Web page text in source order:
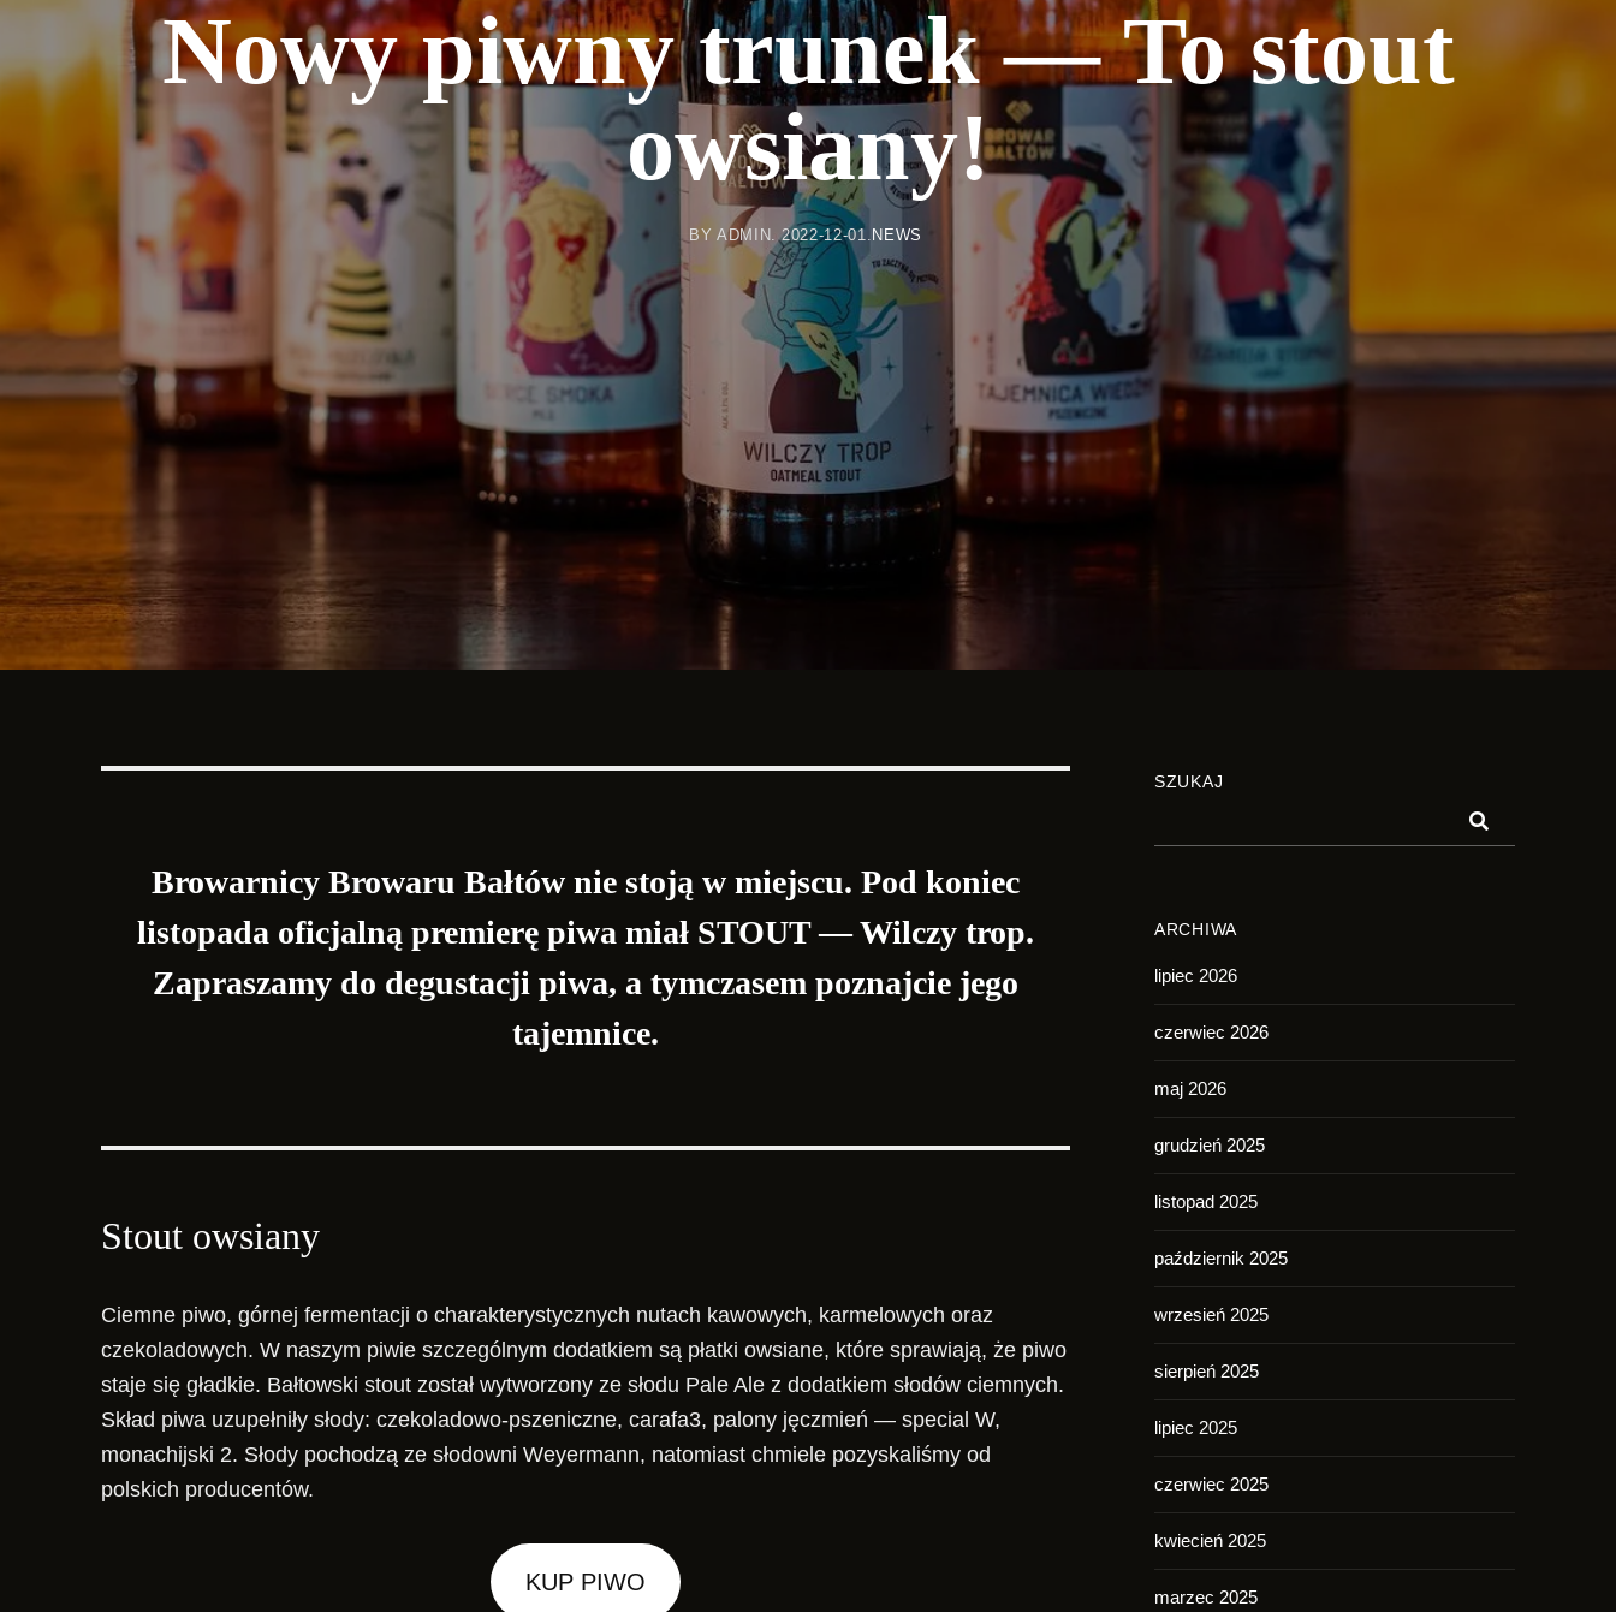
Nowy piwny trunek — To stout
owsiany!
BYADMIN 2022-12-01 NEWS
Browarnicy Browaru Bałtów nie stoją w miejscu. Pod koniec
listopada oficjalną premierę piwa miał STOUT — Wilczy trop.
Zapraszamy do degustacji piwa, a tymczasem poznajcie jego
tajemnice.
Stout owsiany
Ciemne piwo, górnej fermentacji o charakterystycznych nutach kawowych, karmelowych oraz
czekoladowych. W naszym piwie szczególnym dodatkiem są płatki owsiane, które sprawiają, że piwo
staje się gładkie. Bałtowski stout został wytworzony ze słodu Pale Ale z dodatkiem słodów ciemnych.
Skład piwa uzupełniły słody: czekoladowo-pszeniczne, carafa3, palony jęczmień — special W,
monachijski 2. Słody pochodzą ze słodowni Weyermann, natomiast chmiele pozyskaliśmy od
polskich producentów.
KUP PIWO
SZUKAJ
ARCHIWA
lipiec 2026
czerwiec 2026
maj 2026
grudzień 2025
listopad 2025
październik 2025
wrzesień 2025
sierpień 2025
lipiec 2025
czerwiec 2025
kwiecień 2025
marzec 2025